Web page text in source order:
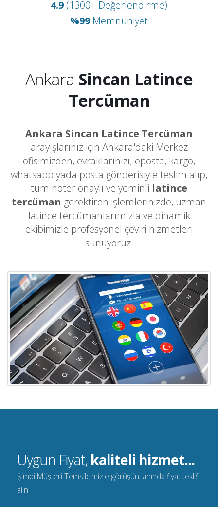
4.9 (1300+ Değerlendirme)
%99 Memnuniyet
Ankara Sincan Latince
Tercüman
Ankara Sincan Latince Tercüman
arayışlarınız için Ankara'daki Merkez
ofisimizden, evraklarınızı; eposta, kargo,
whatsapp yada posta gönderisiyle teslim alıp,
tüm noter onaylı ve yeminli latince
tercüman gerektiren işlemlerinizde, uzman
latince tercümanlarımızla ve dinamik
ekibimizle profesyonel çeviri hizmetleri
sunuyoruz.
Uygun Fiyat, kaliteli hizmet...
Şimdi Müşteri Temsilcimizle görüşün, anında fiyat teklifi
alın!